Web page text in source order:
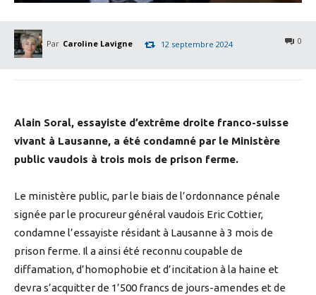
Par Caroline Lavigne 0
12 septembre 2024
Alain Soral, essayiste d’extrême droite franco-suisse
vivant à Lausanne, a été condamné par le Ministère
public vaudois à trois mois de prison ferme.
Le ministère public, par le biais de l’ordonnance pénale
signée par le procureur général vaudois Eric Cottier,
condamne l’essayiste résidant à Lausanne à 3 mois de
prison ferme. Il a ainsi été reconnu coupable de
diffamation, d’homophobie et d’incitation à la haine et
devra s’acquitter de 1’500 francs de jours-amendes et de